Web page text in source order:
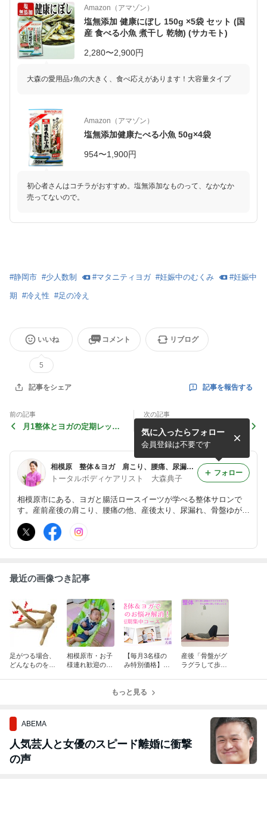
Amazon（アマゾン）
塩無添加 健康にぼし 150g ×5袋 セット (国
産 食べる小魚 煮干し 乾物) (サカモト)
2,280〜2,900円
大森の愛用品♪魚の大きく、食べ応えがあります！大容量タイプ
Amazon（アマゾン）
塩無添加健康たべる小魚 50g×4袋
954〜1,900円
初心者さんはコチラがおすすめ。塩無添加なものって、なかなか
売ってないので。
#静岡市 #少人数制 #マタニティヨガ #妊娠中のむくみ #妊娠中
期 #冷え性 #足の冷え
いいね
5
コメント リブログ
記事をシェア 記事を報告する
前の記事
月1整体とヨガの定期レッス
次の記事
【出張レッスン】幼稚園ママ
向けに骨盤底筋を意識したヨ
ガをお伝えしてきました！
相模原 整体＆ヨガ 肩こり、腰痛、尿漏れ、産後太りを解消！yuj-ユジュ-
トータルボディケアリスト 大森典子
相模原市にある、ヨガと腸活ロースイーツが学べる整体サロンで
す。産前産後の肩こり、腰痛の他、産後太り、尿漏れ、骨盤ゆが
み、PMS、更年期の不調などにも対応しています。パーソナル・
整体あり。オンラインでもレッスン・講座開催中。
気に入ったらフォロー
会員登録は不要です
フォロー
最近の画像つき記事
足がつる場合、
どんなものを食
相模原市・お子
様連れ歓迎の整
【毎月3名様の
み特別価格】整
産後のカラダケ
産後「骨盤がグ
ラグラして歩く
もっと見る
ABEMA
人気芸人と女優のスピード離婚に衝撃
の声